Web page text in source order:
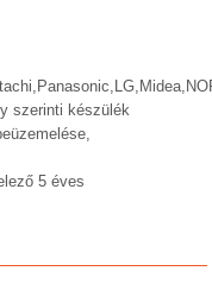
szerinti készülék
5 éves